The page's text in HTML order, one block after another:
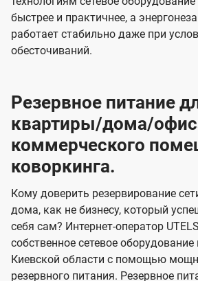
быстрее и практичнее, а
работает стабильно даже при
обесточиваний.
Резервное питание
квартиры/дома/
коммерческого
коворкинга.
Кому доверить резервирование
дома, как не бизнесу, который
себя сам? Интернет-оператор
собственное сетевое
Киевской области с помощью
резервного питания. Резервное